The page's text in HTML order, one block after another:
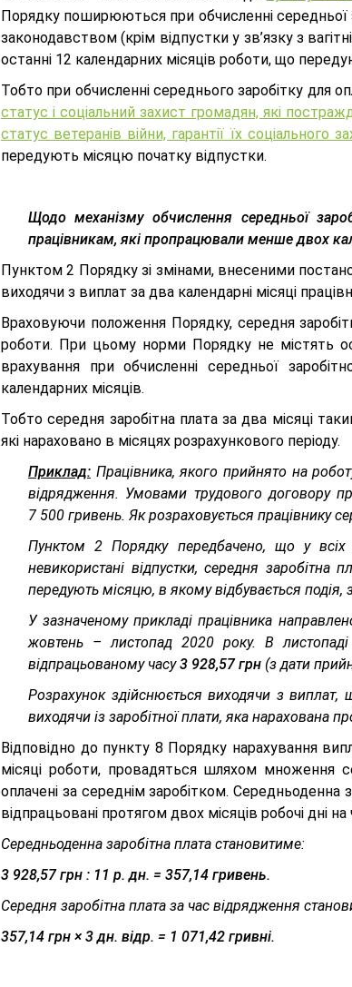
Порядку поширюються при обчисленні середньої
законодавством (крім відпустки у зв’язку з
останні 12 календарних місяців роботи, що
Тобто при обчисленні середнього заробітку для
статус і соціальний захист громадян, які
статус ветеранів війни, гарантії їх соціального
передують місяцю початку відпустки.
Щодо механізму обчислення середньої
працівникам, які пропрацювали менше двох
Пунктом 2 Порядку зі змінами, внесеними
виходячи з виплат за два календарні місяці
Враховуючи положення Порядку, середня
роботи. При цьому норми Порядку не містять
врахування при обчисленні середньої
календарних місяців.
Тобто середня заробітна плата за два місяці
які нараховано в місяцях розрахункового періоду.
Приклад: Працівника, якого прийнято на
відрядження. Умовами трудового договору
7 500 гривень. Як розраховується працівнику
Пунктом 2 Порядку передбачено, що у всіх
невикористані відпустки, середня
передують місяцю, в якому відбувається подія,
У зазначеному прикладі працівника
жовтень – листопад 2020 року. В листопаді
відпрацьованому часу3 928,57грн (з дати
Розрахунок здійснюється виходячи з виплат,
виходячи із заробітної плати, яка нарахована
Відповідно до пункту 8 Порядку нарахування
місяці роботи, провадяться шляхом множення
оплачені за середнім заробітком. Середньоденна
відпрацьовані протягом двох місяців робочі дні
Середньоденна заробітна плата становитиме:
3 928,57 грн : 11 р. дн. = 357,14 гривень.
Середня заробітна плата за час відрядження
357,14 грн × 3 дн. відр. = 1 071,42 гривні.